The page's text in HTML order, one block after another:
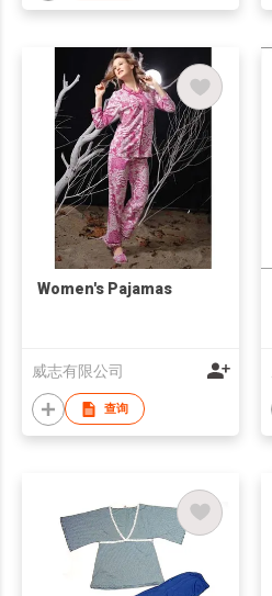
Women's Pajamas
威志有限公司
查询